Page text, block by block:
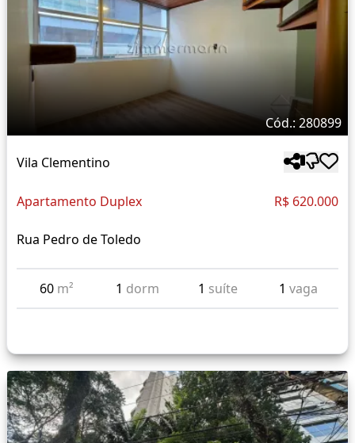
Cód.: 280899
Vila Clementino
Apartamento Duplex R$ 620.000
Rua Pedro de Toledo
60 m² 1 dorm 1 suíte 1 vaga